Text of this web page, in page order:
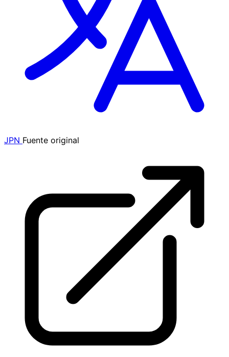
JPN Fuente original